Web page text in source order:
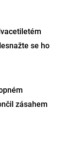
se ho
zásahem